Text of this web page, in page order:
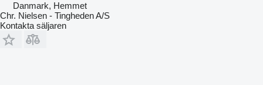
Danmark, Hemmet
Chr. Nielsen - Tingheden A/S
Kontakta säljaren